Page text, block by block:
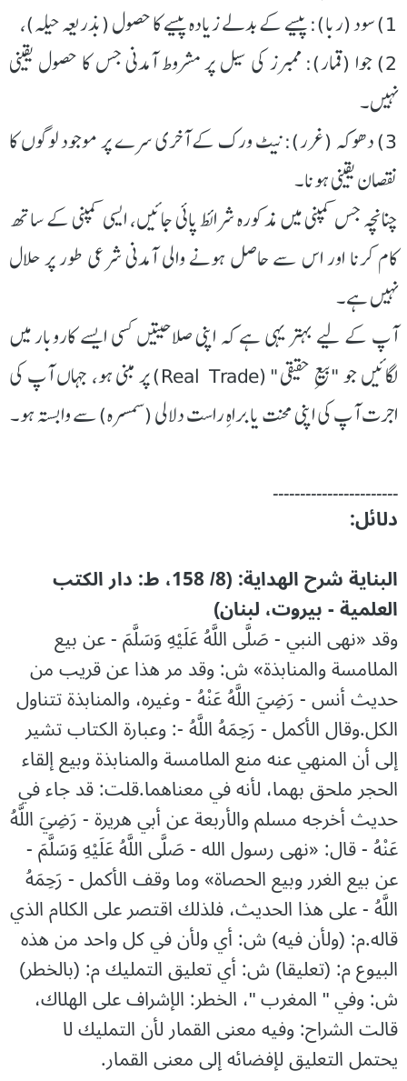
1) سود (ربا): پیسے کے بدلے زیادہ پیسے کا حصول (بذریعہ حیلہ)،
2) جوا (قمار): ممبرز کی سیل پر مشروط آمدنی جس کا حصول یقینی
نہیں۔
3) دھوکہ (غرر): نیٹ ورک کے آخری سرے پر موجود لوگوں کا
نقصان یقینی ہونا۔
چنانچہ جس کمپنی میں مذکورہ شرائط پائی جائیں، ایسی کمپنی کے ساتھ
کام کرنا اور اس سے حاصل ہونے والی آمدنی شرعی طور پر حلال
نہیں ہے۔
آپ کے لیے بہتر یہی ہے کہ اپنی صلاحیتیں کسی ایسے کاروبار میں
لگائیں جو "بیعِ حقیقی" (Real Trade) پر مبنی ہو، جہاں آپ کی
اجرت آپ کی اپنی محنت یا براہِ راست دلالی (سمسرہ) سے وابستہ ہو۔
۔۔۔۔۔۔۔۔۔۔۔۔۔۔۔۔۔۔۔۔۔۔۔
دلائل:
البناية شرح الهداية: (8/ 158، ط: دار الكتب
العلمية - بيروت، لبنان)
وقد «نهى النبي - صَلَّى اللَّهُ عَلَيْهِ وَسَلَّمَ - عن بيع
الملامسة والمنابذة» ش: وقد مر هذا عن قريب من
حديث أنس - رَضِيَ اللَّهُ عَنْهُ - وغيره، والمنابذة تتناول
الكل.وقال الأكمل - رَحِمَهُ اللَّهُ -: وعبارة الكتاب تشير
إلى أن المنهي عنه منع الملامسة والمنابذة وبيع إلقاء
الحجر ملحق بهما، لأنه في معناهما.قلت: قد جاء في
حديث أخرجه مسلم والأربعة عن أبي هريرة - رَضِيَ اللَّهُ
عَنْهُ - قال: «نهى رسول الله - صَلَّى اللَّهُ عَلَيْهِ وَسَلَّمَ -
عن بيع الغرر وبيع الحصاة» وما وقف الأكمل - رَحِمَهُ
اللَّهُ - على هذا الحديث، فلذلك اقتصر على الكلام الذي
قاله.م: (ولأن فيه) ش: أي ولأن في كل واحد من هذه
البيوع م: (تعليقا) ش: أي تعليق التمليك م: (بالخطر)
ش: وفي " المغرب "، الخطر: الإشراف على الهلاك،
قالت الشراح: وفيه معنى القمار لأن التمليك لا
يحتمل التعليق لإفضائه إلى معنى القمار.